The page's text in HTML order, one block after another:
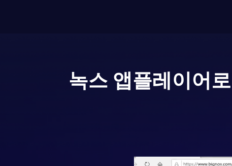
녹스 앱플레이어로